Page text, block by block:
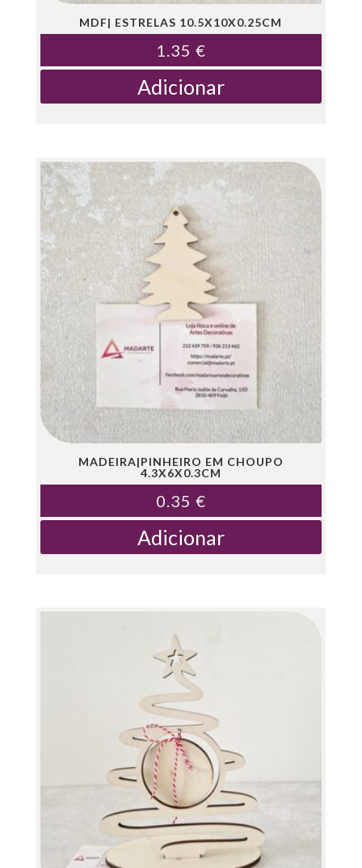
MDF| ESTRELAS 10.5X10X0.25CM
1.35 €
Adicionar
MADEIRA|PINHEIRO EM CHOUPO
4.3X6X0.3CM
0.35 €
Adicionar